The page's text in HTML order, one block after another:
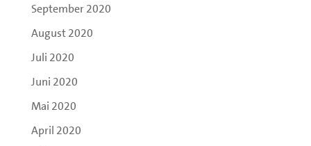
September 2020
August 2020
Juli 2020
Juni 2020
Mai 2020
April 2020